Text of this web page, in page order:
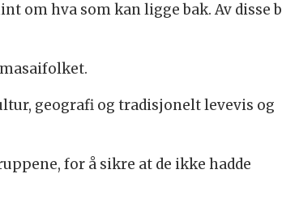
om hva som kan ligge bak. Av disse
geografi og tradisjonelt levevis og
for å sikre at de ikke hadde